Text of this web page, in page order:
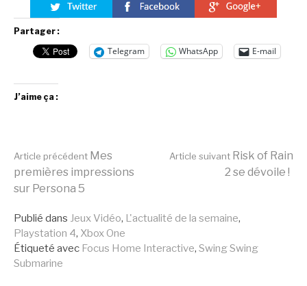
Partager :
Telegram WhatsApp E-mail
J’aime ça :
Lire
la
suite
Article précédent Mes
premières impressions
sur Persona 5
Article suivant Risk of Rain
2 se dévoile !
Publié dans Jeux Vidéo, L'actualité de la semaine,
Playstation 4, Xbox One
Étiqueté avec Focus Home Interactive, Swing Swing
Submarine